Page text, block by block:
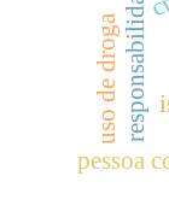
responsabilidade
pessoa
uso de droga